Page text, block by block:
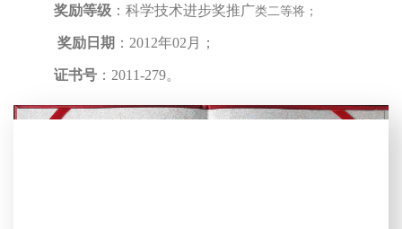
奖励等级 ：科学技术进步奖推广类二等将；
奖励日期 ：2012年02月；
证书号 ：2011-279。